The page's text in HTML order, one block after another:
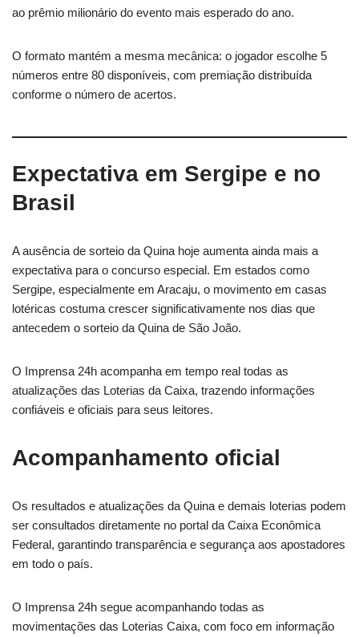
ao prêmio milionário do evento mais esperado do ano.
O formato mantém a mesma mecânica: o jogador escolhe 5
números entre 80 disponíveis, com premiação distribuída
conforme o número de acertos.
Expectativa em Sergipe e no
Brasil
A ausência de sorteio da Quina hoje aumenta ainda mais a
expectativa para o concurso especial. Em estados como
Sergipe, especialmente em Aracaju, o movimento em casas
lotéricas costuma crescer significativamente nos dias que
antecedem o sorteio da Quina de São João.
O Imprensa 24h acompanha em tempo real todas as
atualizações das Loterias da Caixa, trazendo informações
confiáveis e oficiais para seus leitores.
Acompanhamento oficial
Os resultados e atualizações da Quina e demais loterias podem
ser consultados diretamente no portal da Caixa Econômica
Federal, garantindo transparência e segurança aos apostadores
em todo o país.
O Imprensa 24h segue acompanhando todas as
movimentações das Loterias Caixa, com foco em informação